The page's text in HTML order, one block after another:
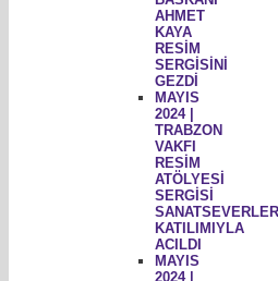
AHMET
KAYA
RESİM
SERGİSİNİ
GEZDİ
MAYIS
2024 |
TRABZON
VAKFI
RESİM
ATÖLYESİ
SERGİSİ
KATILIMIYLA
ACILDI
MAYIS
2024 |